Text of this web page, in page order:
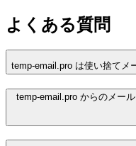
よくある質問
temp-email.pro は使い捨てメ
temp-email.pro からのメー